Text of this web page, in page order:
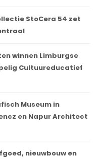
StoCera 54 zet
winnen Limburgse
Cultuureducatief
Museum in
en Napur Architect
nieuwbouw en